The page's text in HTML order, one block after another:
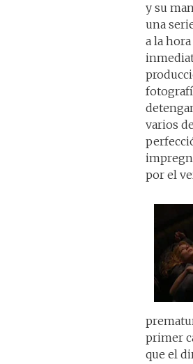
y su
una
a la
varios
por el
primer
que el